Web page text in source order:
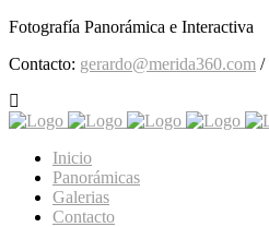
Fotografía Panorámica e Interactiva
Contacto: gerardo@merida360.com /
Inicio
Panorámicas
Galerias
Contacto